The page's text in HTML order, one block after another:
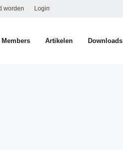
worden Login
Members Artikelen Downloads